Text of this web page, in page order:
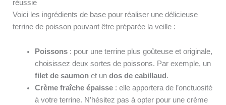
réussie
Voici les ingrédients de base pour réaliser une délicieuse
terrine de poisson pouvant être préparée la veille :
Poissons: pour une terrine plus goûteuse et originale,
choisissez deux sortes de poissons. Par exemple, un
filet de saumonet un dos de cabillaud .
Crème fraîche épaisse: elle apportera de l’onctuosité
à votre terrine. N’hésitez pas à opter pour une crème